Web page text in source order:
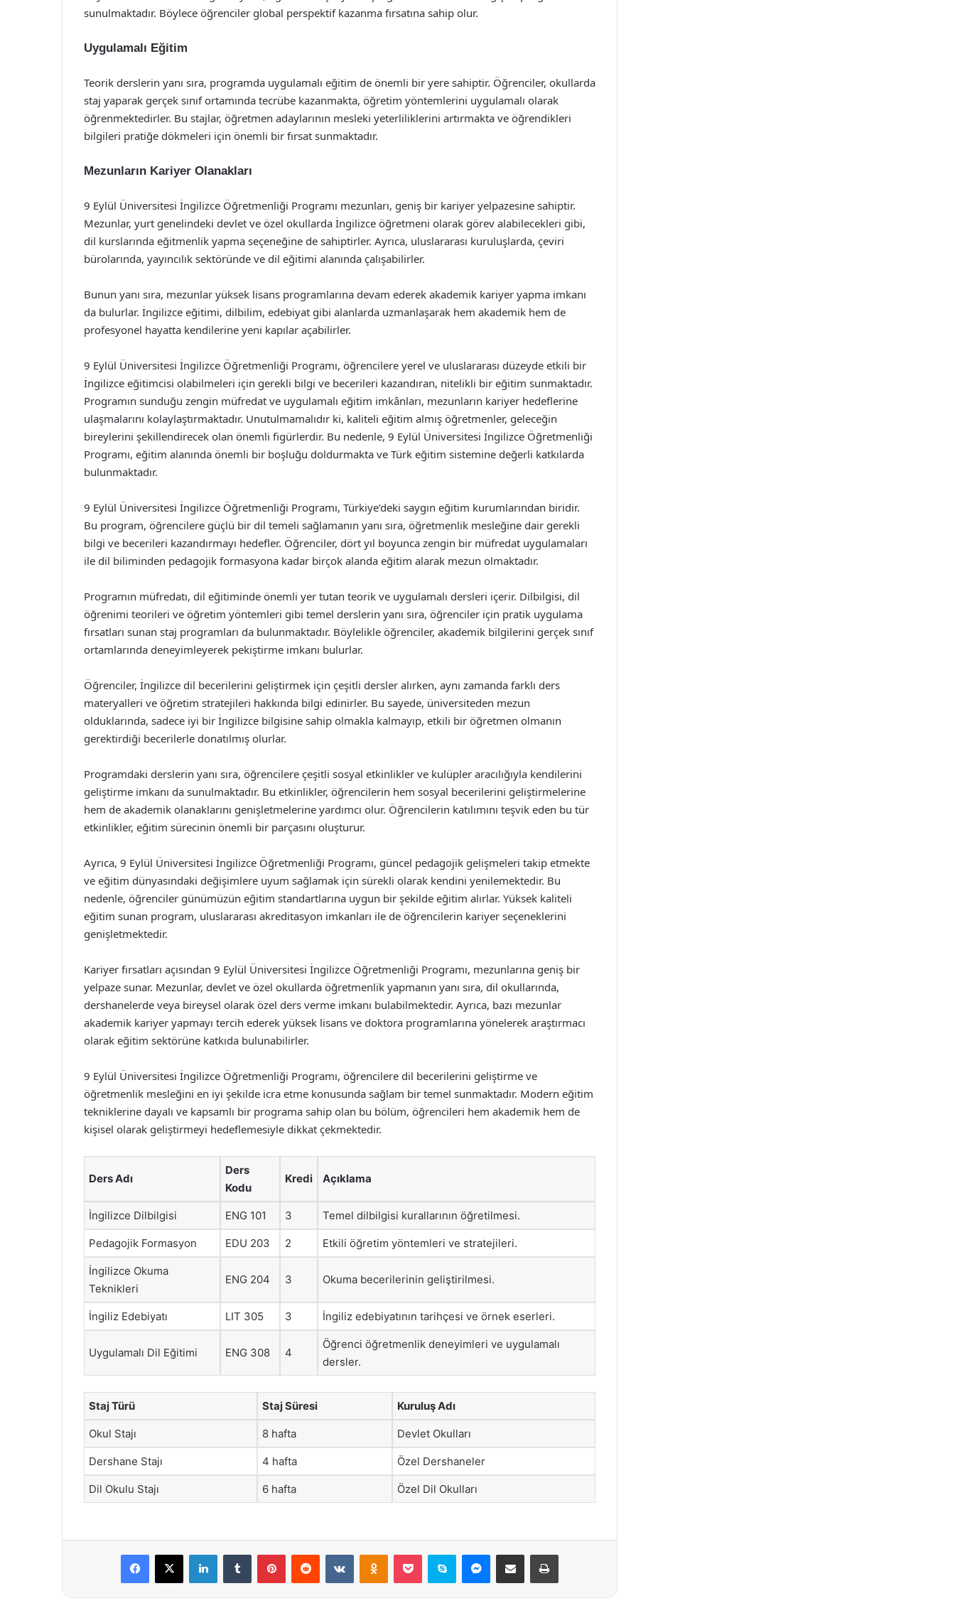
sunulmaktadır. Böylece öğrenciler global perspektif kazanma fırsatına sahip olur.
Uygulamalı Eğitim
Teorik derslerin yanı sıra, programda uygulamalı eğitim de önemli bir yere sahiptir. Öğrenciler, okullarda
staj yaparak gerçek sınıf ortamında tecrübe kazanmakta, öğretim yöntemlerini uygulamalı olarak
öğrenmektedirler. Bu stajlar, öğretmen adaylarının mesleki yeterliliklerini artırmakta ve öğrendikleri
bilgileri pratiğe dökmeleri için önemli bir fırsat sunmaktadır.
Mezunların Kariyer Olanakları
9 Eylül Üniversitesi İngilizce Öğretmenliği Programı mezunları, geniş bir kariyer yelpazesine sahiptir.
Mezunlar, yurt genelindeki devlet ve özel okullarda İngilizce öğretmeni olarak görev alabilecekleri gibi,
dil kurslarında eğitmenlik yapma seçeneğine de sahiptirler. Ayrıca, uluslararası kuruluşlarda, çeviri
bürolarında, yayıncılık sektöründe ve dil eğitimi alanında çalışabilirler.
Bunun yanı sıra, mezunlar yüksek lisans programlarına devam ederek akademik kariyer yapma imkanı
da bulurlar. İngilizce eğitimi, dilbilim, edebiyat gibi alanlarda uzmanlaşarak hem akademik hem de
profesyonel hayatta kendilerine yeni kapılar açabilirler.
9 Eylül Üniversitesi İngilizce Öğretmenliği Programı, öğrencilere yerel ve uluslararası düzeyde etkili bir
İngilizce eğitimcisi olabilmeleri için gerekli bilgi ve becerileri kazandıran, nitelikli bir eğitim sunmaktadır.
Programın sunduğu zengin müfredat ve uygulamalı eğitim imkânları, mezunların kariyer hedeflerine
ulaşmalarını kolaylaştırmaktadır. Unutulmamalıdır ki, kaliteli eğitim almış öğretmenler, geleceğin
bireylerini şekillendirecek olan önemli figürlerdir. Bu nedenle, 9 Eylül Üniversitesi İngilizce Öğretmenliği
Programı, eğitim alanında önemli bir boşluğu doldurmakta ve Türk eğitim sistemine değerli katkılarda
bulunmaktadır.
9 Eylül Üniversitesi İngilizce Öğretmenliği Programı, Türkiye’deki saygın eğitim kurumlarından biridir.
Bu program, öğrencilere güçlü bir dil temeli sağlamanın yanı sıra, öğretmenlik mesleğine dair gerekli
bilgi ve becerileri kazandırmayı hedefler. Öğrenciler, dört yıl boyunca zengin bir müfredat uygulamaları
ile dil biliminden pedagojik formasyona kadar birçok alanda eğitim alarak mezun olmaktadır.
Programın müfredatı, dil eğitiminde önemli yer tutan teorik ve uygulamalı dersleri içerir. Dilbilgisi, dil
öğrenimi teorileri ve öğretim yöntemleri gibi temel derslerin yanı sıra, öğrenciler için pratik uygulama
fırsatları sunan staj programları da bulunmaktadır. Böylelikle öğrenciler, akademik bilgilerini gerçek sınıf
ortamlarında deneyimleyerek pekiştirme imkanı bulurlar.
Öğrenciler, İngilizce dil becerilerini geliştirmek için çeşitli dersler alırken, aynı zamanda farklı ders
materyalleri ve öğretim stratejileri hakkında bilgi edinirler. Bu sayede, üniversiteden mezun
olduklarında, sadece iyi bir İngilizce bilgisine sahip olmakla kalmayıp, etkili bir öğretmen olmanın
gerektirdiği becerilerle donatılmış olurlar.
Programdaki derslerin yanı sıra, öğrencilere çeşitli sosyal etkinlikler ve kulüpler aracılığıyla kendilerini
geliştirme imkanı da sunulmaktadır. Bu etkinlikler, öğrencilerin hem sosyal becerilerini geliştirmelerine
hem de akademik olanaklarını genişletmelerine yardımcı olur. Öğrencilerin katılımını teşvik eden bu tür
etkinlikler, eğitim sürecinin önemli bir parçasını oluşturur.
Ayrıca, 9 Eylül Üniversitesi İngilizce Öğretmenliği Programı, güncel pedagojik gelişmeleri takip etmekte
ve eğitim dünyasındaki değişimlere uyum sağlamak için sürekli olarak kendini yenilemektedir. Bu
nedenle, öğrenciler günümüzün eğitim standartlarına uygun bir şekilde eğitim alırlar. Yüksek kaliteli
eğitim sunan program, uluslararası akreditasyon imkanları ile de öğrencilerin kariyer seçeneklerini
genişletmektedir.
Kariyer fırsatları açısından 9 Eylül Üniversitesi İngilizce Öğretmenliği Programı, mezunlarına geniş bir
yelpaze sunar. Mezunlar, devlet ve özel okullarda öğretmenlik yapmanın yanı sıra, dil okullarında,
dershanelerde veya bireysel olarak özel ders verme imkanı bulabilmektedir. Ayrıca, bazı mezunlar
akademik kariyer yapmayı tercih ederek yüksek lisans ve doktora programlarına yönelerek araştırmacı
olarak eğitim sektörüne katkıda bulunabilirler.
9 Eylül Üniversitesi İngilizce Öğretmenliği Programı, öğrencilere dil becerilerini geliştirme ve
öğretmenlik mesleğini en iyi şekilde icra etme konusunda sağlam bir temel sunmaktadır. Modern eğitim
tekniklerine dayalı ve kapsamlı bir programa sahip olan bu bölüm, öğrencileri hem akademik hem de
kişisel olarak geliştirmeyi hedeflemesiyle dikkat çekmektedir.
Ders Adı
Ders
Kodu
Kredi Açıklama
İngilizce Dilbilgisi ENG 101 3 Temel dilbilgisi kurallarının öğretilmesi.
Pedagojik Formasyon EDU 203 2 Etkili öğretim yöntemleri ve stratejileri.
İngilizce Okuma
Teknikleri
ENG 204 3 Okuma becerilerinin geliştirilmesi.
İngiliz Edebiyatı LIT 305 3 İngiliz edebiyatının tarihçesi ve örnek eserleri.
Uygulamalı Dil Eğitimi ENG 308 4
Öğrenci öğretmenlik deneyimleri ve uygulamalı
dersler.
Staj Türü Staj Süresi Kuruluş Adı
Okul Stajı 8 hafta Devlet Okulları
Dershane Stajı 4 hafta Özel Dershaneler
Dil Okulu Stajı 6 hafta Özel Dil Okulları
Facebook
X LinkedInTumblr PinterestReddit VKontakteOdnoklassniki
Pocket Skype Messenger
E-Posta ile paylaş Yazdır